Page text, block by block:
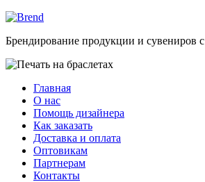
Брендирование продукции и сувениров
Главная
О нас
Помощь дизайнера
Как заказать
Доставка и оплата
Оптовикам
Партнерам
Контакты